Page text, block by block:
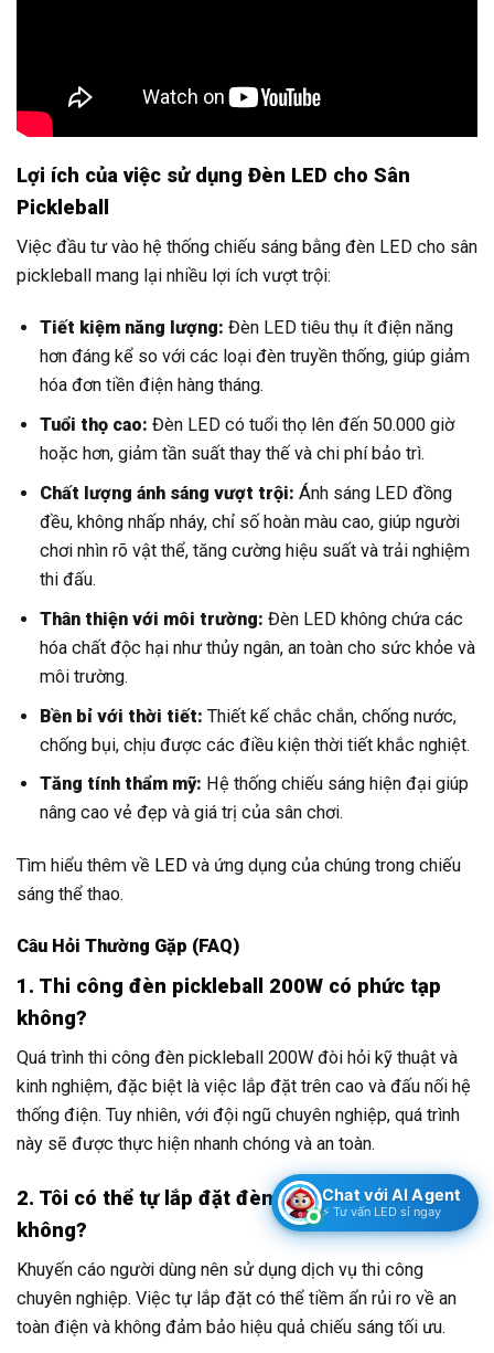
Lợi ích của việc sử dụng Đèn LED cho Sân
Pickleball
Việc đầu tư vào hệ thống chiếu sáng bằng đèn LED cho sân
pickleball mang lại nhiều lợi ích vượt trội:
Tiết kiệm năng lượng: Đèn LED tiêu thụ ít điện năng
hơn đáng kể so với các loại đèn truyền thống, giúp giảm
hóa đơn tiền điện hàng tháng.
Tuổi thọ cao: Đèn LED có tuổi thọ lên đến 50.000 giờ
hoặc hơn, giảm tần suất thay thế và chi phí bảo trì.
Chất lượng ánh sáng vượt trội: Ánh sáng LED đồng
đều, không nhấp nháy, chỉ số hoàn màu cao, giúp người
chơi nhìn rõ vật thể, tăng cường hiệu suất và trải nghiệm
thi đấu.
Thân thiện với môi trường: Đèn LED không chứa các
hóa chất độc hại như thủy ngân, an toàn cho sức khỏe và
môi trường.
Bền bỉ với thời tiết: Thiết kế chắc chắn, chống nước,
chống bụi, chịu được các điều kiện thời tiết khắc nghiệt.
Tăng tính thẩm mỹ: Hệ thống chiếu sáng hiện đại giúp
nâng cao vẻ đẹp và giá trị của sân chơi.
Tìm hiểu thêm về LED và ứng dụng của chúng trong chiếu
sáng thể thao.
Câu Hỏi Thường Gặp (FAQ)
1. Thi công đèn pickleball 200W có phức tạp
không?
Quá trình thi công đèn pickleball 200W đòi hỏi kỹ thuật và
kinh nghiệm, đặc biệt là việc lắp đặt trên cao và đấu nối hệ
thống điện. Tuy nhiên, với đội ngũ chuyên nghiệp, quá trình
này sẽ được thực hiện nhanh chóng và an toàn.
2. Tôi có thể tự lắp đặt đèn pickleball 200W
không?
Khuyến cáo người dùng nên sử dụng dịch vụ thi công
chuyên nghiệp. Việc tự lắp đặt có thể tiềm ẩn rủi ro về an
toàn điện và không đảm bảo hiệu quả chiếu sáng tối ưu.
Chat với AI Agent
⚡ Tư vấn LED sỉ ngay